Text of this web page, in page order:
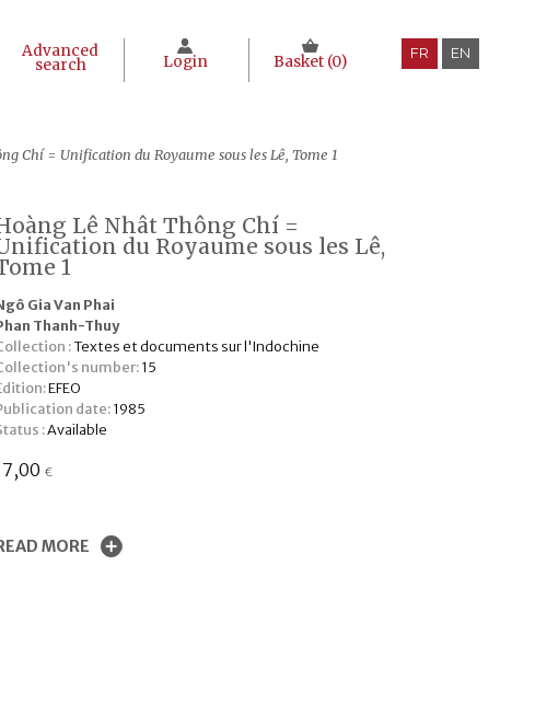
Advanced
search Login Basket (0) FR EN
Chí = Unification du Royaume sous les Lê, Tome 1
Lê Nhât Thông Chí =
du Royaume sous les Lê,
1
Gia Van Phai
Thanh-Thuy
:Textes et documents sur l'Indochine
number:15
EFEO
date:1985
:Available
€
MORE